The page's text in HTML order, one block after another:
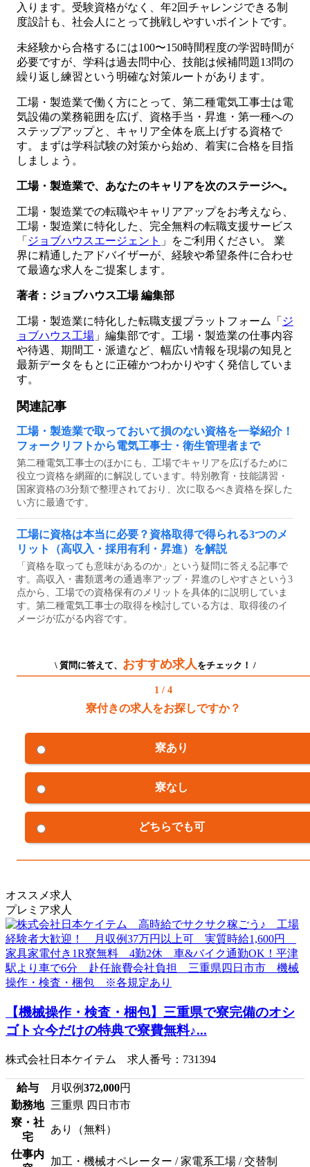
入ります。受験資格がなく、年2回チャレンジできる制
度設計も、社会人にとって挑戦しやすいポイントです。
未経験から合格するには100〜150時間程度の学習時間が
必要ですが、学科は過去問中心、技能は候補問題13問の
繰り返し練習という明確な対策ルートがあります。
工場・製造業で働く方にとって、第二種電気工事士は電
気設備の業務範囲を広げ、資格手当・昇進・第一種への
ステップアップと、キャリア全体を底上げする資格で
す。まずは学科試験の対策から始め、着実に合格を目指
しましょう。
工場・製造業で、あなたのキャリアを次のステージへ。
工場・製造業での転職やキャリアアップをお考えなら、
工場・製造業に特化した、完全無料の転職支援サービス
「 ジョブハウスエージェント 」をご利用ください。 業
界に精通したアドバイザーが、経験や希望条件に合わせ
て最適な求人をご提案します。
著者：ジョブハウス工場 編集部
工場・製造業に特化した転職支援プラットフォーム「 ジ
ョブハウス工場 」編集部です。工場・製造業の仕事内容
や待遇、期間工・派遣など、幅広い情報を現場の知見と
最新データをもとに正確かつわかりやすく発信していま
す。
関連記事
工場・製造業で取っておいて損のない資格を一挙紹介！
フォークリフトから電気工事士・衛生管理者まで
第二種電気工事士のほかにも、工場でキャリアを広げるために
役立つ資格を網羅的に解説しています。特別教育・技能講習・
国家資格の3分類で整理されており、次に取るべき資格を探した
い方に最適です。
工場に資格は本当に必要？資格取得で得られる3つのメ
リット（高収入・採用有利・昇進）を解説
「資格を取っても意味があるのか」という疑問に答える記事で
す。高収入・書類選考の通過率アップ・昇進のしやすさという3
点から、工場での資格保有のメリットを具体的に説明していま
す。第二種電気工事士の取得を検討している方は、取得後のイ
メージが広がる内容です。
\ 質問に答えて、 おすすめ求人をチェック！ /
1 / 4
寮付きの求人をお探しですか？
寮あり
寮なし
どちらでも可
オススメ求人
プレミア求人
【機械操作・検査・梱包】三重県で寮完備のオシ
ゴト☆今だけの特典で寮費無料♪...
株式会社日本ケイテム 求人番号：731394
給与 月収例372,000円
勤務地 三重県 四日市市
寮・社
宅
あり（無料）
仕事内
加工・機械オペレーター / 家電系工場 / 交替制